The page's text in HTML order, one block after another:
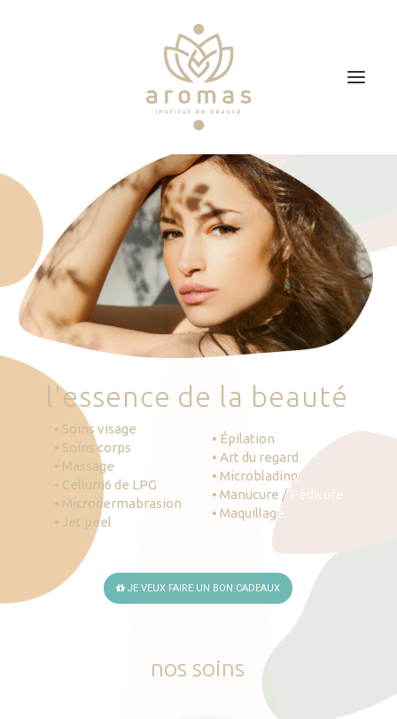
Soins
Je veux faire un bon cadeau
Plan d’accès
Prendre RDV
'essence de la beauté
• Soins visage
• Soins corps
• Massage
• Cellum6 de LPG
• Microdermabrasion
• Jet peel
• Épilation
• Art du regard
• Microblading
• Manucure / Pédicure
• Maquillage
JE VEUX FAIRE UN BON CADEAUX
nos soins